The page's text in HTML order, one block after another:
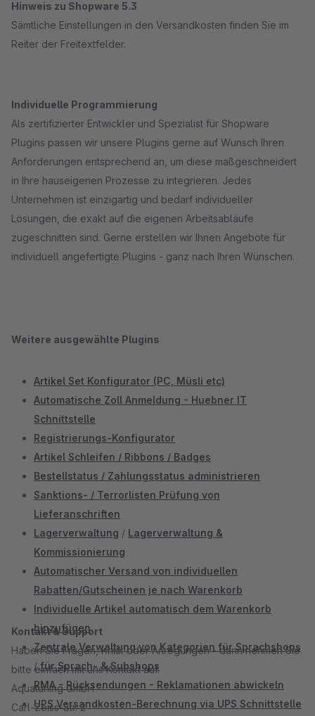
Hinweis zu Shopware 5.3
Sämtliche Einstellungen in den Versandkosten finden Sie im
Reiter der Freitextfelder.
Individuelle Programmierung
Als zertifizierter Entwickler und Spezialist für Shopware
Plugins passen wir unsere Plugins gerne auf Wunsch Ihren
Anforderungen entsprechend an, um diese maßgeschneidert
in Ihre hauseigenen Prozesse zu integrieren. Jedes
Unternehmen ist einzigartig und bedarf individueller
Lösungen, die exakt auf die eigenen Arbeitsabläufe
zugeschnitten sind. Gerne erstellen wir Ihnen Angebote für
individuell angefertigte Plugins - ganz nach Ihren Wünschen.
Weitere ausgewählte Plugins
Artikel Set Konfigurator (PC, Müsli etc)
Automatische Zoll Anmeldung - Huebner IT
Schnittstelle
Registrierungs-Konfigurator
Artikel Schleifen / Ribbons / Badges
Bestellstatus / Zahlungsstatus administrieren
Sanktions- / Terrorlisten Prüfung von
Lieferanschriften
Lagerverwaltung / Lagerverwaltung &
Kommissionierung
Automatischer Versand von individuellen
Rabatten/Gutscheinen je nach Warenkorb
Individuelle Artikel automatisch dem Warenkorb
hinzufügen
Zentrale Verwaltung von Kategorien für Sprachshops
/für Sprach- & Subshops
RMA - Rücksendungen - Reklamationen abwickeln
UPS Versandkosten-Berechnung via UPS Schnittstelle
Kontakt & Support
Haben Sie Fragen, Kritik oder Anregungen - dann nehmen Sie
bitte einfach mit uns Kontakt auf.
Aquatuning GmbH
Carl-Zeiss-Str. 2